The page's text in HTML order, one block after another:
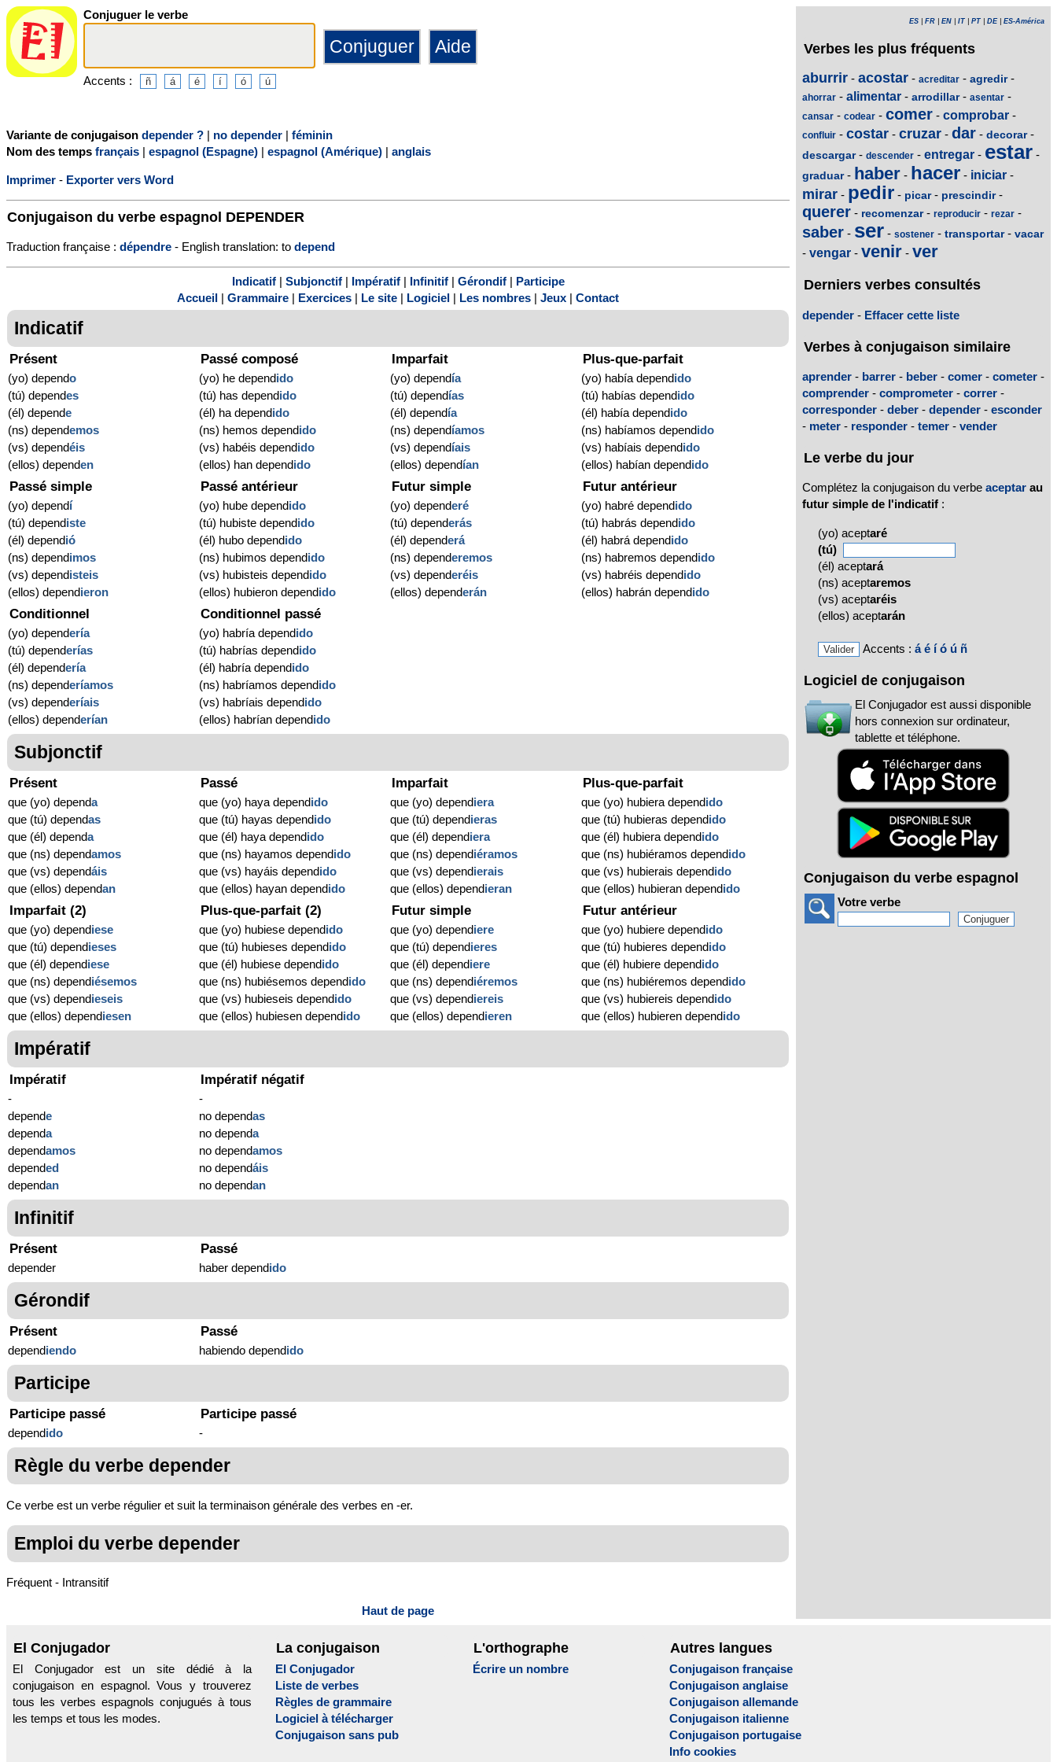
Conjuguer le verbe
Accents :
Variante de conjugaison depender ? | no depender | féminin
Nom des temps français | espagnol (Espagne) | espagnol (Amérique) | anglais
Imprimer - Exporter vers Word
Conjugaison du verbe espagnol DEPENDER
Traduction française : dépendre - English translation: to depend
Indicatif| Subjonctif| Impératif| Infinitif| Gérondif|
Participe
Accueil
Grammaire Exercices Le site Logiciel Les nombres Jeux Contact
Indicatif
Présent
(yo) dependo
(tú) dependes
(él) depende
(ns) dependemos
(vs) dependéis
(ellos) dependen
Passé composé
(yo) he dependido
(tú) has dependido
(él) ha dependido
(ns) hemos dependido
(vs) habéis dependido
(ellos) han dependido
Imparfait
(yo) dependía
(tú) dependías
(él) dependía
(ns) dependíamos
(vs) dependíais
(ellos) dependían
Plus-que-parfait
(yo) había dependido
(tú) habías dependido
(él) había dependido
(ns) habíamos dependido
(vs) habíais dependido
(ellos) habían dependido
Passé simple
(yo) dependí
(tú) dependiste
(él) dependió
(ns) dependimos
(vs) dependisteis
(ellos) dependieron
Passé antérieur
(yo) hube dependido
(tú) hubiste dependido
(él) hubo dependido
(ns) hubimos dependido
(vs) hubisteis dependido
(ellos) hubieron dependido
Futur simple
(yo) dependeré
(tú) dependerás
(él) dependerá
(ns) dependeremos
(vs) dependeréis
(ellos) dependerán
Futur antérieur
(yo) habré dependido
(tú) habrás dependido
(él) habrá dependido
(ns) habremos dependido
(vs) habréis dependido
(ellos) habrán dependido
Conditionnel
(yo) dependería
(tú) dependerías
(él) dependería
(ns) dependeríamos
(vs) dependeríais
(ellos) dependerían
Conditionnel passé
(yo) habría dependido
(tú) habrías dependido
(él) habría dependido
(ns) habríamos dependido
(vs) habríais dependido
(ellos) habrían dependido
Subjonctif
Présent
que (yo) dependa
que (tú) dependas
que (él) dependa
que (ns) dependamos
que (vs) dependáis
que (ellos) dependan
Passé
que (yo) haya dependido
que (tú) hayas dependido
que (él) haya dependido
que (ns) hayamos dependido
que (vs) hayáis dependido
que (ellos) hayan dependido
Imparfait
que (yo) dependiera
que (tú) dependieras
que (él) dependiera
que (ns) dependiéramos
que (vs) dependierais
que (ellos) dependieran
Plus-que-parfait
que (yo) hubiera dependido
que (tú) hubieras dependido
que (él) hubiera dependido
que (ns) hubiéramos dependido
que (vs) hubierais dependido
que (ellos) hubieran dependido
Imparfait (2)
que (yo) dependiese
que (tú) dependieses
que (él) dependiese
que (ns) dependiésemos
que (vs) dependieseis
que (ellos) dependiesen
Plus-que-parfait (2)
que (yo) hubiese dependido
que (tú) hubieses dependido
que (él) hubiese dependido
que (ns) hubiésemos dependido
que (vs) hubieseis dependido
que (ellos) hubiesen dependido
Futur simple
que (yo) dependiere
que (tú) dependieres
que (él) dependiere
que (ns) dependiéremos
que (vs) dependiereis
que (ellos) dependieren
Futur antérieur
que (yo) hubiere dependido
que (tú) hubieres dependido
que (él) hubiere dependido
que (ns) hubiéremos dependido
que (vs) hubiereis dependido
que (ellos) hubieren dependido
Impératif
Impératif
-
depende
dependa
dependamos
depended
dependan
Impératif négatif
-
no dependas
no dependa
no dependamos
no dependáis
no dependan
Infinitif
Présent
depender
Passé
haber dependido
Gérondif
Présent
dependiendo
Passé
habiendo dependido
Participe
Participe passé
dependido
Participe passé
-
Règle du verbe depender
Ce verbe est un verbe régulier et suit la terminaison générale des verbes en -er.
Emploi du verbe depender
Fréquent - Intransitif
Haut de page
ES FR EN IT PT DE| ES-América
Verbes les plus fréquents
aburrir - acostar - acreditar - agredir-
ahorrar - alimentar - arrodillar- asentar -
cansar - codear - comer - comprobar -
confluir - costar - cruzar - dar - decorar-
descargar- descender - entregar - estar -
graduar- haber - hacer - iniciar -
mirar - pedir - picar- prescindir-
querer - recomenzar- reproducir - rezar -
saber - ser - sostener - transportar- vacar
- vengar - venir - ver
Derniers verbes consultés
depender - Effacer cette liste
Verbes à conjugaison similaire
aprender - barrer - beber - comer - cometer -
comprender - comprometer - correr -
corresponder - deber - depender - esconder
- meter - responder - temer - vender
Le verbe du jour
Complétez la conjugaison du verbe aceptar au
futur simple de l'indicatif :
(yo) aceptaré
(tú)
(él) aceptará
(ns) aceptaremos
(vs) aceptaréis
(ellos) aceptarán
Accents : á é í ó ú ñ
Logiciel de conjugaison
El Conjugador est aussi disponible
hors connexion sur ordinateur,
tablette et téléphone.
Conjugaison du verbe espagnol
Votre verbe
El Conjugador
El Conjugador est un site dédié à la
conjugaison en espagnol. Vous y trouverez
tous les verbes espagnols conjugués à tous
les temps et tous les modes.
La conjugaison
El Conjugador
Liste de verbes
Règles de grammaire
Logiciel à télécharger
Conjugaison sans pub
L'orthographe
Écrire un nombre
Autres langues
Conjugaison française
Conjugaison anglaise
Conjugaison allemande
Conjugaison italienne
Conjugaison portugaise
Info cookies